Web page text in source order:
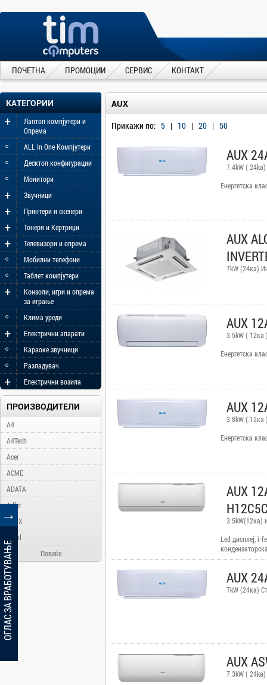
ПОЧЕТНА ПРОМОЦИИ СЕРВИС КОНТАКТ
КАТЕГОРИИ
Лаптоп компјутери и
Опрема
+
ALL In One Компјутери
◦
Десктоп конфигурации
◦
Монитори
◦
Звучници
+
Принтери и скенери
+
Тонери и Кертриџи
+
Телевизори и опрема
+
Мобилни телефони
◦
Таблет компјутери
◦
Конзоли, игри и опрема
за играње
+
Клима уреди
◦
Електрични апарати
+
Караоке звучници
◦
Разладувач
◦
Електрични возила
+
ПРОИЗВОДИТЕЛИ
A4
A4Tech
Acer
ACME
ADATA
Adler
AFOX
Ainol
Alcatel
Allview
Aloha Day
AMD
AOC
Apache
Повеќе
AUX
Прикажи по: 5 | 10 | 20 | 50
AUX
7.4kW (
Енергетска
AUX
7kW (24ка)
AUX
3.5kW ( 12ка
Eнергетска
AUX
3.8kW ( 12ка
Енергетска
AUX
3.5kW(12ка)
Led дисплеј, i-
AUX
7kW (24ка)
AUX
7.3kW (
ОГЛАС ЗА ВРАБОТУВАЊЕ
→